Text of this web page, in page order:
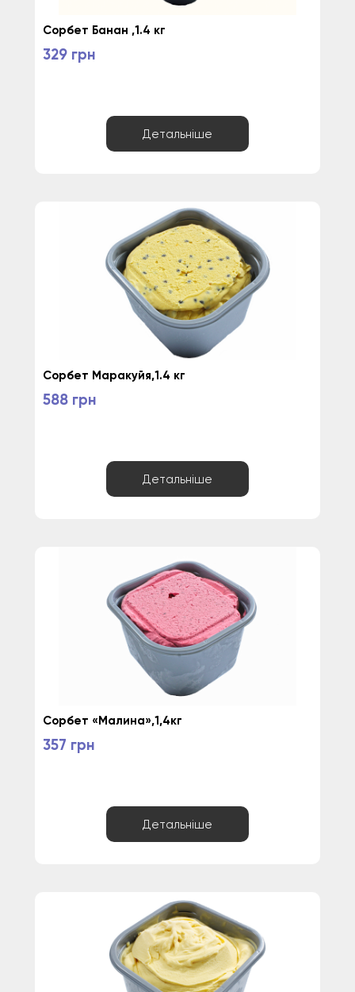
Сорбет Банан ,1.4 кг
329 грн
Детальніше
Сорбет Маракуйя,1.4 кг
588 грн
Детальніше
Сорбет «Малина»,1,4кг
357 грн
Детальніше